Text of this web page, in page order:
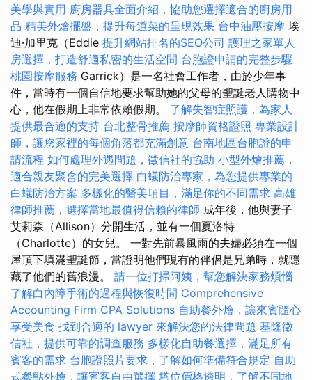
美學與實用 廚房器具全面介紹，協助您選擇適合的廚房用
品 精美外燴擺盤，提升每道菜的呈現效果 台中油壓按摩 埃
迪·加里克（Eddie 提升網站排名的SEO公司 護理之家單人
房選擇，打造舒適私密的生活空間 台胞證申請的完整步驟
桃園按摩服務 Garrick）是一名社會工作者，由於少年事
件，當時有一個自信地要求幫助她的父母的聖誕老人購物中
心，他在假期上非常依賴假期。 了解失智症照護，為家人
提供最合適的支持 台北整骨推薦 按摩師資格證照 專業設計
師，讓您家裡的每個角落都充滿創意 台南地區台胞證的申
請流程 如何處理外遇問題，徵信社的協助 小型外燴推薦，
適合親友聚會的完美選擇 白蟻防治專家，為您提供專業的
白蟻防治方案 多樣化的醫美項目，滿足你的不同需求 高雄
律師推薦，選擇當地最值得信賴的律師 成年後，他與妻子
艾莉森（Allison）分開生活，並有一個夏洛特
（Charlotte）的女兒。 一對先前暴風雨的夫婦必須在一個
屋頂下填滿聖誕節，當證明他們現有的伴侶是兄弟時，就隱
藏了他們的舊浪漫。 請一位打掃阿姨，幫您解決家務煩惱
了解白內障手術的過程與恢復時間 Comprehensive
Accounting Firm CPA Solutions 自助餐外燴，讓來賓隨心
享受美食 找到合適的 lawyer 來解決您的法律問題 基隆徵
信社，提供可靠的調查服務 多樣化自助餐選擇，滿足所有
賓客的需求 台胞證照片要求，了解如何準備符合規定 自助
式餐點外燴，讓賓客自由選擇 塔位價格透明，了解不同地